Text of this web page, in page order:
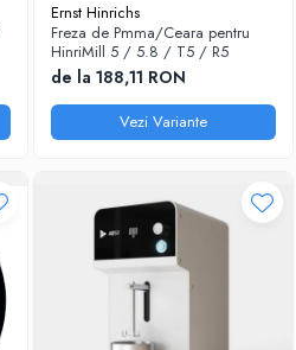
Ernst Hinrichs
Freza de Pmma/Ceara pentru
HinriMill 5 / 5.8 / T5 / R5
de la 188,11 RON
Vezi Variante